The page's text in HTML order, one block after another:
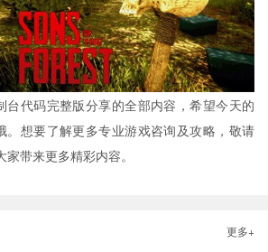
台代码完整版分享的全部内容，希望今天的
。想要了解更多专业游戏咨询及攻略，敬请
带来更多精彩内容。
更多+